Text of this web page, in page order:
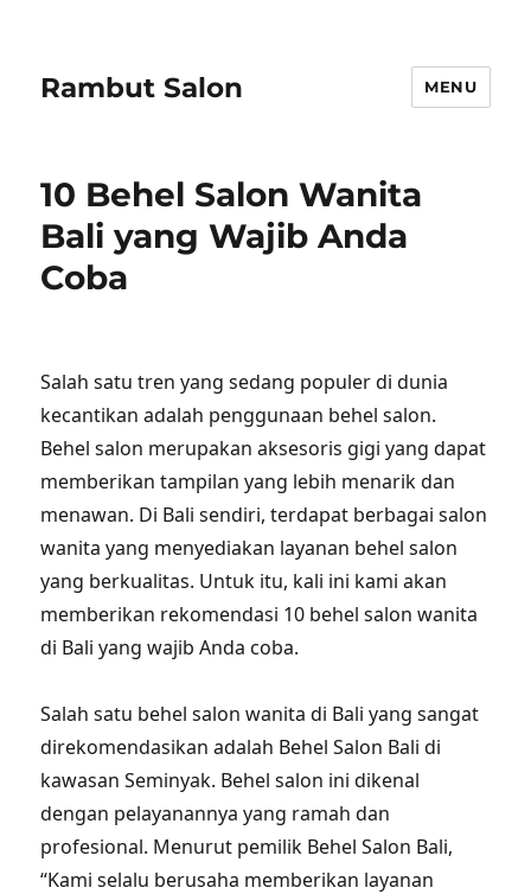
Rambut Salon MENU
10 Behel Salon Wanita
Bali yang Wajib Anda
Coba
Salah satu tren yang sedang populer di dunia
kecantikan adalah penggunaan behel salon.
Behel salon merupakan aksesoris gigi yang dapat
memberikan tampilan yang lebih menarik dan
menawan. Di Bali sendiri, terdapat berbagai salon
wanita yang menyediakan layanan behel salon
yang berkualitas. Untuk itu, kali ini kami akan
memberikan rekomendasi 10 behel salon wanita
di Bali yang wajib Anda coba.
Salah satu behel salon wanita di Bali yang sangat
direkomendasikan adalah Behel Salon Bali di
kawasan Seminyak. Behel salon ini dikenal
dengan pelayanannya yang ramah dan
profesional. Menurut pemilik Behel Salon Bali,
“Kami selalu berusaha memberikan layanan